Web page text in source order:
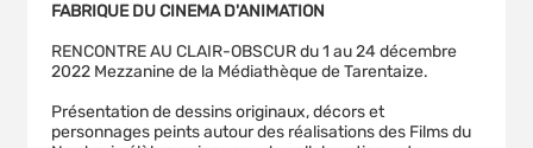
FABRIQUE DU CINEMA D'ANIMATION
RENCONTRE AU CLAIR-OBSCUR du 1 au 24 décembre
2022 Mezzanine de la Médiathèque de Tarentaize.
Présentation de dessins originaux, décors et
personnages peints autour des réalisations des Films du